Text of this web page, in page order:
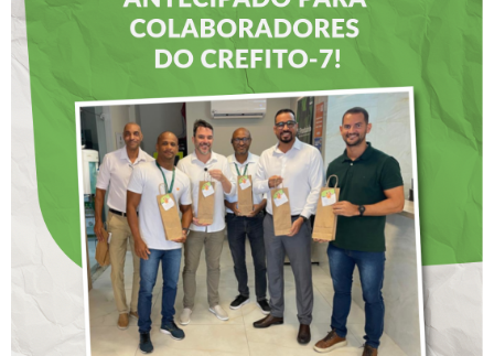
DIA DOS PAIS É
ANTECIPADO PARA
COLABORADORES DO
CREFITO-7